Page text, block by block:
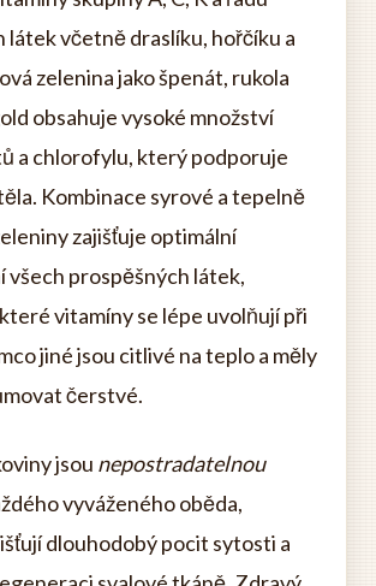
látek včetně draslíku, hořčíku a
zelenina jako špenát, rukola
obsahuje vysoké množství
a chlorofylu, který podporuje
Kombinace syrové a tepelně
zajišťuje optimální
všech prospěšných látek,
vitamíny se lépe uvolňují při
jiné jsou citlivé na teplo a měly
čerstvé.
jsou nepostradatelnou
vyváženého oběda,
dlouhodobý pocit sytosti a